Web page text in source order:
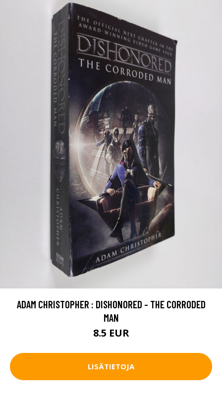
ADAM CHRISTOPHER : DISHONORED - THE CORRODED
MAN
8.5 EUR
LISÄTIETOJA